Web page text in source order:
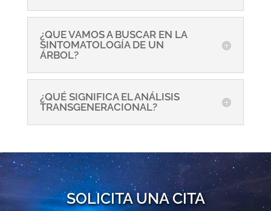
¿QUE VAMOS A BUSCAR EN LA
SINTOMATOLOGÍA DE UN
ÁRBOL?
¿QUÉ SIGNIFICA EL ANÁLISIS
TRANSGENERACIONAL?
SOLICITA UNA CITA